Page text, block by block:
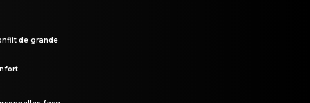
de grande